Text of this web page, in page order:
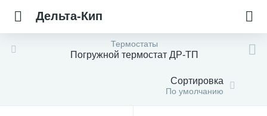
Дельта-Кип
Термостаты
Погружной термостат ДР-ТП
Сортировка
По умолчанию